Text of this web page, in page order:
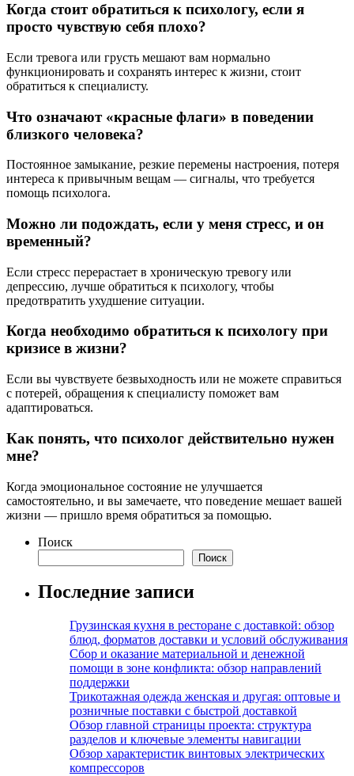
Когда стоит обратиться к психологу, если я
просто чувствую себя плохо?
Если тревога или грусть мешают вам нормально
функционировать и сохранять интерес к жизни, стоит
обратиться к специалисту.
Что означают «красные флаги» в поведении
близкого человека?
Постоянное замыкание, резкие перемены настроения, потеря
интереса к привычным вещам — сигналы, что требуется
помощь психолога.
Можно ли подождать, если у меня стресс, и он
временный?
Если стресс перерастает в хроническую тревогу или
депрессию, лучше обратиться к психологу, чтобы
предотвратить ухудшение ситуации.
Когда необходимо обратиться к психологу при
кризисе в жизни?
Если вы чувствуете безвыходность или не можете справиться
с потерей, обращения к специалисту поможет вам
адаптироваться.
Как понять, что психолог действительно нужен
мне?
Когда эмоциональное состояние не улучшается
самостоятельно, и вы замечаете, что поведение мешает вашей
жизни — пришло время обратиться за помощью.
Поиск
Поиск
Последние записи
Грузинская кухня в ресторане с доставкой: обзор
блюд, форматов доставки и условий обслуживания
Сбор и оказание материальной и денежной
помощи в зоне конфликта: обзор направлений
поддержки
Трикотажная одежда женская и другая: оптовые и
розничные поставки с быстрой доставкой
Обзор главной страницы проекта: структура
разделов и ключевые элементы навигации
Обзор характеристик винтовых электрических
компрессоров